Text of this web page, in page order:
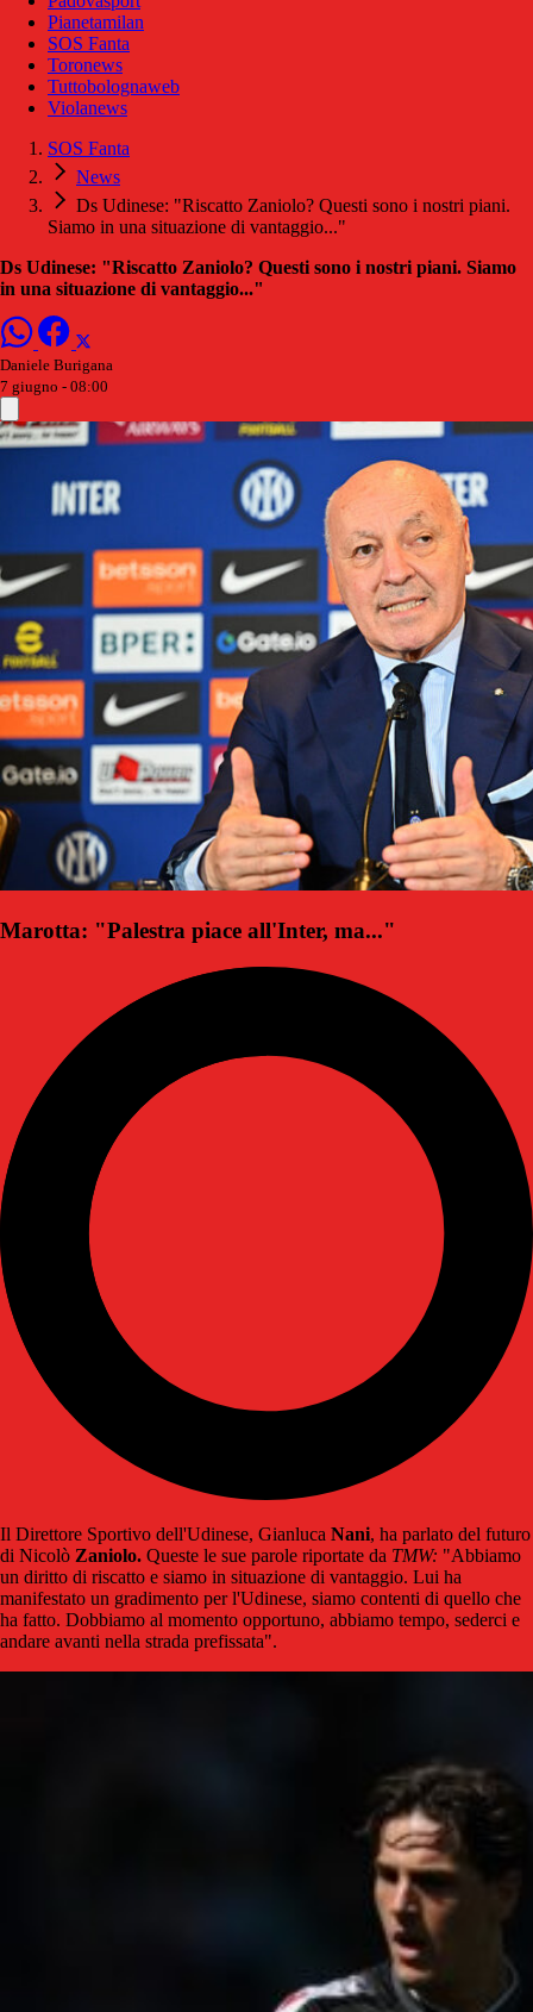
Pianetamilan
SOS Fanta
Toronews
Tuttobolognaweb
Violanews
SOS Fanta
News
Ds Udinese: "Riscatto Zaniolo? Questi sono i nostri piani.
Siamo in una situazione di vantaggio..."
Ds Udinese: "Riscatto Zaniolo? Questi sono i nostri piani. Siamo
in una situazione di vantaggio..."
Daniele Burigana
7 giugno - 08:00
Marotta: "Palestra piace all'Inter, ma..."
Il Direttore Sportivo dell'Udinese, Gianluca Nani, ha parlato del futuro
di Nicolò Zaniolo. Queste le sue parole riportate da TMW: "Abbiamo
un diritto di riscatto e siamo in situazione di vantaggio. Lui ha
manifestato un gradimento per l'Udinese, siamo contenti di quello che
ha fatto. Dobbiamo al momento opportuno, abbiamo tempo, sederci e
andare avanti nella strada prefissata".